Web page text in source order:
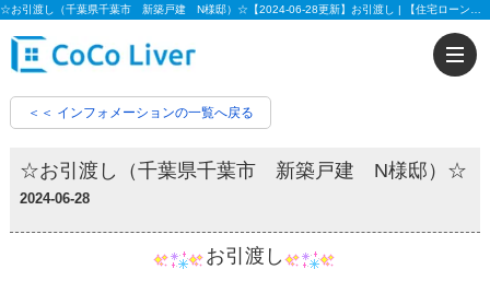
＜＜ インフォメーションの一覧へ戻る
☆お引渡し（千葉県千葉市 新築戸建 N様邸）☆
2024-06-28
お引渡し